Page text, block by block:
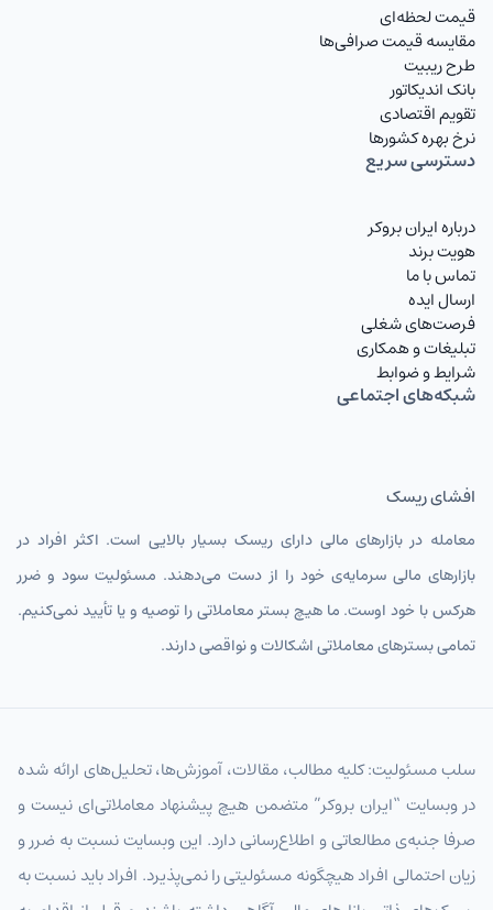
قیمت لحظه‌ای
مقایسه قیمت صرافی‌ها
طرح ریبیت
بانک اندیکاتور
تقویم اقتصادی
نرخ بهره کشورها
دسترسی سریع
درباره ایران بروکر
هویت برند
تماس با ما
ارسال ایده
فرصت‌های شغلی
تبلیغات و همکاری
شرایط و ضوابط
شبکه‌های اجتماعی
افشای ریسک
معامله در بازارهای مالی دارای ریسک بسیار بالایی است. اکثر افراد در
بازارهای مالی سرمایه‌ی خود را از دست می‌دهند. مسئولیت سود و ضرر
هرکس با خود اوست. ما هیچ بستر معاملاتی را توصیه و یا تأیید نمی‌کنیم.
تمامی بسترهای معاملاتی اشکالات و نواقصی دارند.
سلب مسئولیت: کلیه مطالب، مقالات، آموزش‌ها، تحلیل‌های ارائه شده
در وبسایت “ایران بروکر” متضمن هیچ پیشنهاد معاملاتی‌ای نیست و
صرفا جنبه‌ی مطالعاتی و اطلاع‌رسانی دارد. این وبسایت نسبت به ضرر و
زیان احتمالی افراد هیچگونه مسئولیتی را نمی‌پذیرد. افراد باید نسبت به